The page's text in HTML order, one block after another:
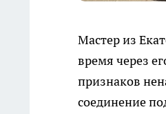
Мастер из
время через
признаков
соединение